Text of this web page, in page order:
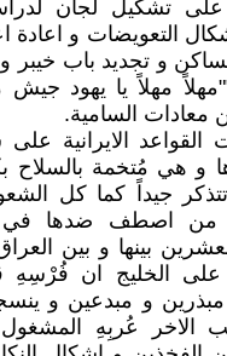
تشكيل لجان
التعويضات و اعادة
و تجديد باب خيبر و
مهلاً يا يهود
معادات السامية.
القواعد الايرانية
و هي مُتخمة بالسلاح
تتذكر جيداً كما كل
من اصطف ضدها
بينها و بين
على الخليج ان فُرْسِهِ
و مبدعين و
الاخر عُربِهِ